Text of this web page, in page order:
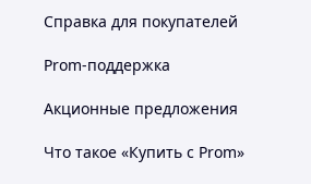
Справка для покупателей
Prom-поддержка
Акционные предложения
Что такое «Купить с Prom»